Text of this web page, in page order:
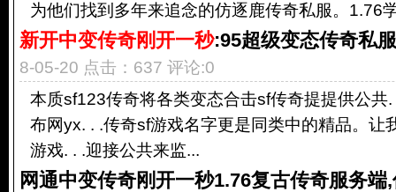
为他们找到多年来追念的仿逐鹿传奇私服。1.76
新开中变传奇刚开一秒:95超级变态传奇私
8-05-20 点击：637 评论:0
本质sf123传奇将各类变态合击sf传奇提提供公共
布网yx. . .传奇sf游戏名字更是同类中的精品。让
游戏. . .迎接公共来监...
网通中变传奇刚开一秒1.76复古传奇服务端